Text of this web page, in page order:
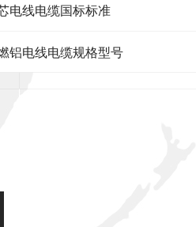
电线电缆国标标准
铝电线电缆规格型号